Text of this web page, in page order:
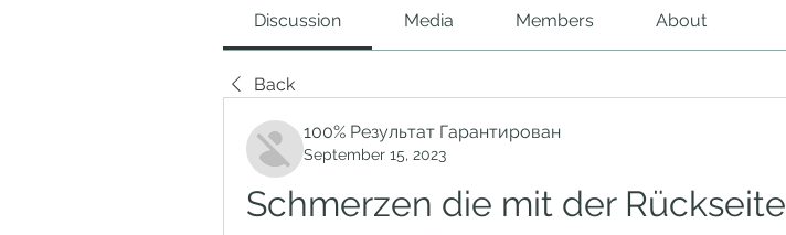
Discussion Media Members About
Back
100% Результат Гарантирован
September 15, 2023
Schmerzen die mit der Rückseite